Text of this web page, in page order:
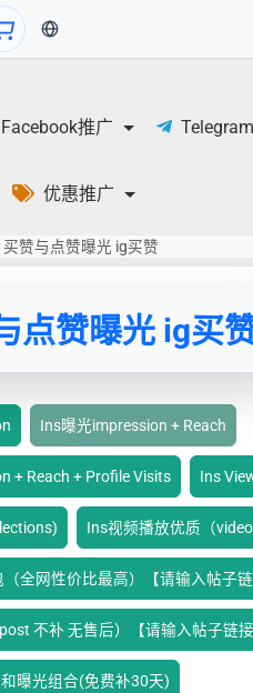
当前语言：中文
Facebook推广
优惠推广
买赞与点赞曝光 ig买赞
点赞曝光 ig买
Ins曝光impression + Reach
+ Reach + Profile Visits Ins
Ins视频播放优质（
全网性价比最高）【请输入帖子链
不补 无售后）【请输入帖子链接
曝光组合(免费补30天)